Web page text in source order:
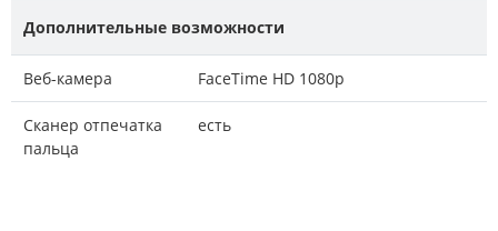
Дополнительные возможности
Веб-камера FaceTime HD 1080p
Сканер отпечатка
пальца
есть